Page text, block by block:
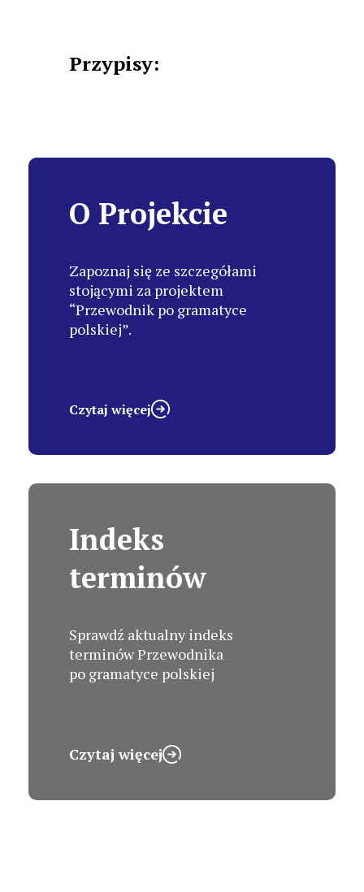
Przypisy:
O Projekcie
Zapoznaj się ze szczegółami
stojącymi za projektem
“Przewodnik po gramatyce
polskiej”.
Czytaj więcej
Indeks
terminów
Sprawdź aktualny indeks
terminów Przewodnika
po gramatyce polskiej
Czytaj więcej